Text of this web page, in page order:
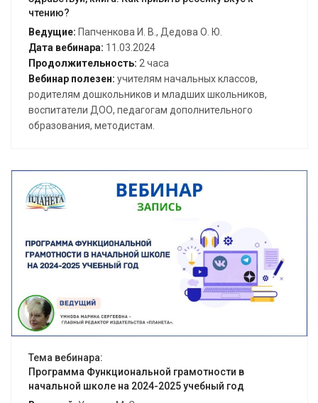
чтению?
Ведущие: Папченкова И. В., Дедова О. Ю.
Дата вебинара: 11.03.2024
Продолжительность: 2 часа
Вебинар полезен: учителям начальных классов,
родителям дошкольников и младших школьников,
воспитатели ДОО, педагогам дополнительного
образования, методистам.
Открыть вебинар
Тема вебинара:
Программа Функциональной грамотности в
начальной школе на 2024-2025 учебный год